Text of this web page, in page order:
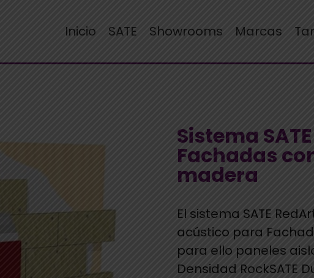
Inicio SATE Showrooms Marcas
Sistema
Fachadas
madera
El sistema SATE
acústico para
para ello paneles
Densidad RockSATE